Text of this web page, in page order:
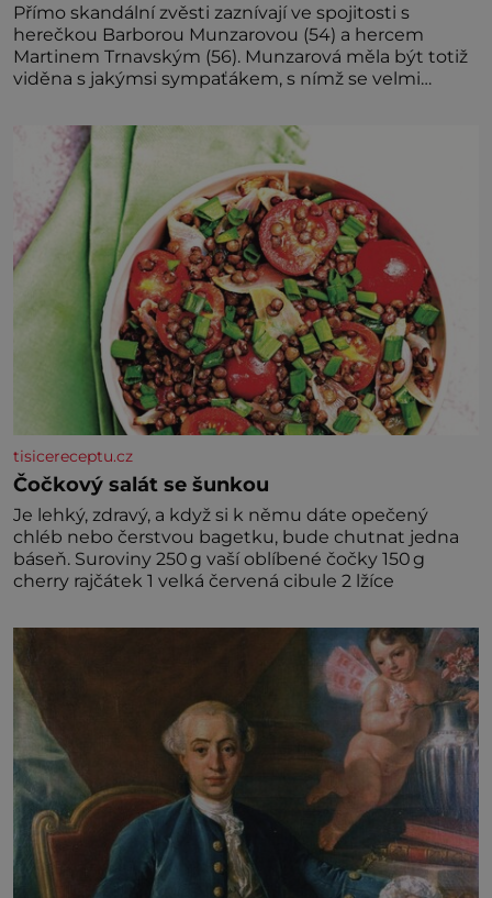
Přímo skandální zvěsti zaznívají ve spojitosti s
herečkou Barborou Munzarovou (54) a hercem
Martinem Trnavským (56). Munzarová měla být totiž
viděna s jakýmsi sympaťákem, s nímž se velmi
tisicereceptu.cz
Čočkový salát se šunkou
Je lehký, zdravý, a když si k němu dáte opečený
chléb nebo čerstvou bagetku, bude chutnat jedna
báseň. Suroviny 250 g vaší oblíbené čočky 150 g
cherry rajčátek 1 velká červená cibule 2 lžíce